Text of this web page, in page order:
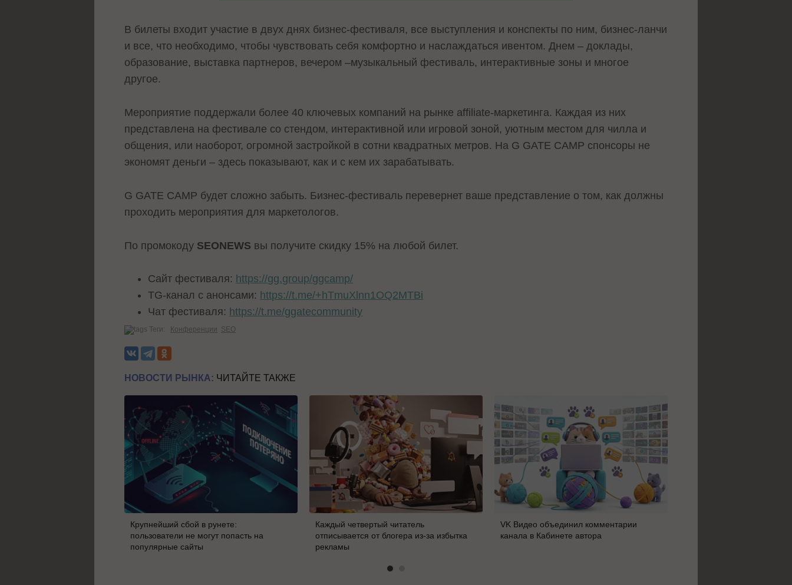
В билеты входит участие в двух днях бизнес-фестиваля, все выступления и конспекты по ним, бизнес-ланчи
и все, что необходимо, чтобы чувствовать себя комфортно и наслаждаться ивентом. Днем – доклады,
образование, выставка партнеров, вечером –музыкальный фестиваль, интерактивные зоны и многое
другое.
Мероприятие поддержали более 40 ключевых компаний на рынке affiliate-маркетинга. Каждая из них
представлена на фестивале со стендом, интерактивной или игровой зоной, уютным местом для чилла и
общения, или наоборот, огромной застройкой в сотни квадратных метров. На G GATE CAMP спонсоры не
экономят деньги – здесь показывают, как и с кем их зарабатывать.
G GATE CAMP будет сложно забыть. Бизнес-фестиваль перевернет ваше представление о том, как должны
проходить мероприятия для маркетологов.
По промокоду SEONEWS вы получите скидку 15% на любой билет.
Сайт фестиваля: https://gg.group/ggcamp/
TG-канал с анонсами: https://t.me/+hTmuXlnn1OQ2MTBi
Чат фестиваля: https://t.me/ggatecommunity
Теги: Конференции SEO
НОВОСТИ РЫНКА: ЧИТАЙТЕ ТАКЖЕ
Крупнейший сбой в рунете:
пользователи не могут попасть на
популярные сайты
Каждый четвертый читатель
отписывается от блогера из-за избытка
рекламы
VK Видео объединил комментарии
канала в Кабинете автора